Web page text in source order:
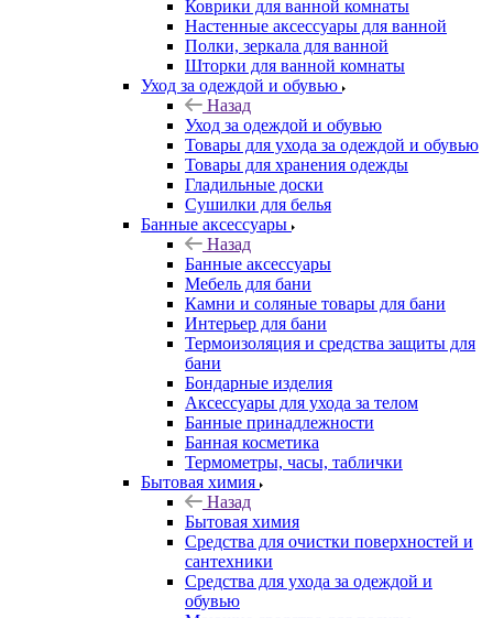
Коврики для ванной комнаты
Настенные аксессуары для ванной
Полки, зеркала для ванной
Шторки для ванной комнаты
Уход за одеждой и обувью
Назад
Уход за одеждой и обувью
Товары для ухода за одеждой и обувью
Товары для хранения одежды
Гладильные доски
Сушилки для белья
Банные аксессуары
Назад
Банные аксессуары
Мебель для бани
Камни и соляные товары для бани
Интерьер для бани
Термоизоляция и средства защиты для
бани
Бондарные изделия
Аксеcсуары для ухода за телом
Банные принадлежности
Банная косметика
Термометры, часы, таблички
Бытовая химия
Назад
Бытовая химия
Средства для очистки поверхностей и
сантехники
Средства для ухода за одеждой и
обувью